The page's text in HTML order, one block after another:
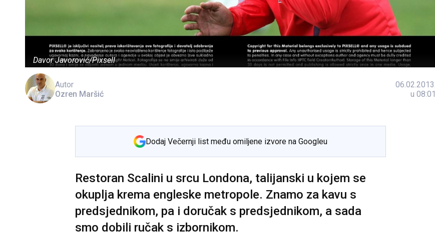
Davor Javorović/Pixsell
Autor
Ozren Maršić
06.02.2013.
u 08:01
Dodaj Večernji list među omiljene izvore na Googleu
Restoran Scalini u srcu Londona, talijanski u kojem se
okuplja krema engleske metropole. Znamo za kavu s
predsjednikom, pa i doručak s predsjednikom, a sada
smo dobili ručak s izbornikom.